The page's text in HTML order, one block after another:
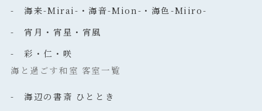
- 海来-Mirai-・海音-Mion-・海色-Miiro-
- 宵月・宵星・宵風
- 彩・仁・咲
海と過ごす和室 客室一覧
- 海辺の書斎 ひととき